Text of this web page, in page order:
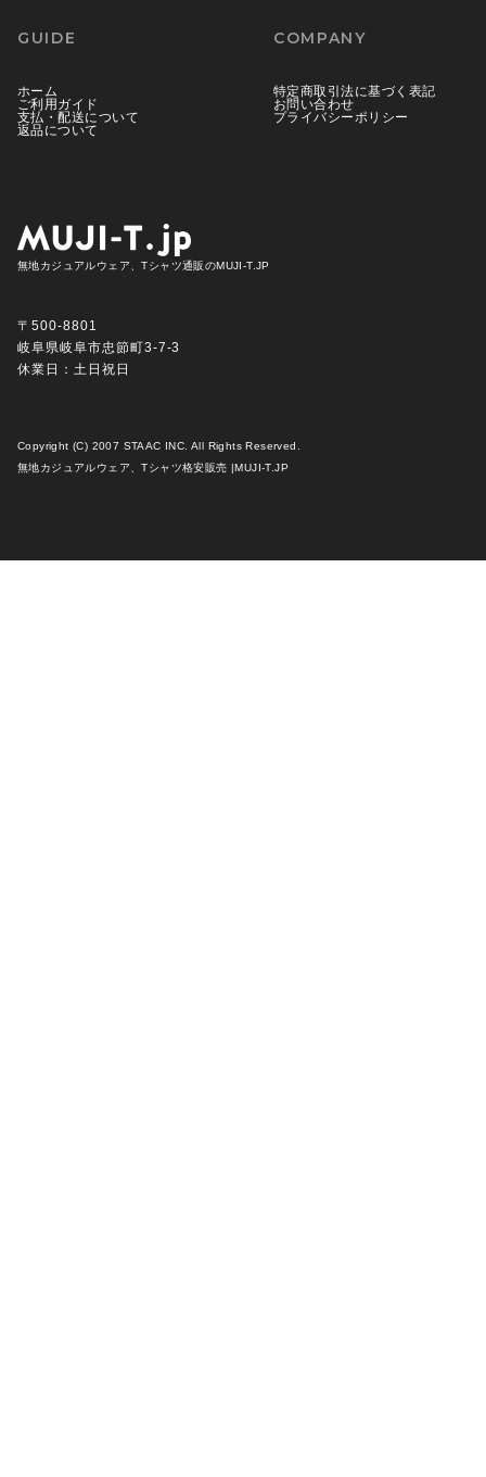
無地カジュアルウェア、Tシャツ通販のMUJI-T.JP
〒500-8801
岐阜県岐阜市忠節町3-7-3
休業日：土日祝日
Copyright (C) 2007 STAAC INC. All Rights Reserved.
無地カジュアルウェア、Tシャツ格安販売 |MUJI-T.JP
GUIDE
ホーム
ご利用ガイド
支払・配送について
返品について
COMPANY
特定商取引法に基づく表記
お問い合わせ
プライバシーポリシー